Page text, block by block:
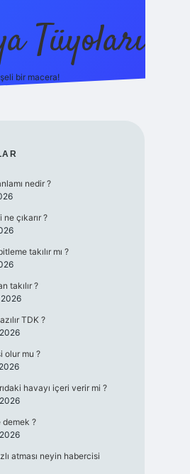
Tüyoları
bir macera!
nedir ?
çıkarır ?
takılır mı ?
takılır ?
TDK ?
olur mu ?
havayı içeri verir mi ?
demek ?
atması neyin habercisi